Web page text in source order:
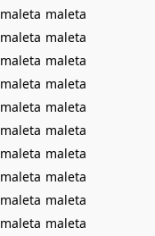
maleta maleta
maleta maleta
maleta maleta
maleta maleta
maleta maleta
maleta maleta
maleta maleta
maleta maleta
maleta maleta
maleta maleta